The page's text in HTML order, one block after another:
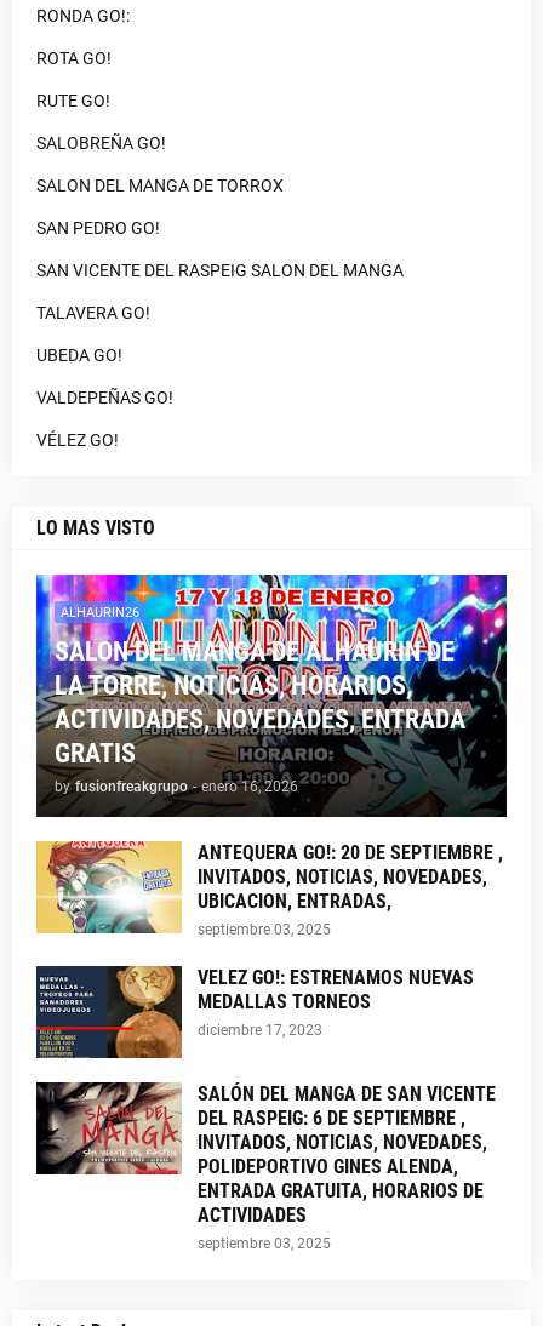
RONDA GO!:
ROTA GO!
RUTE GO!
SALOBREÑA GO!
SALON DEL MANGA DE TORROX
SAN PEDRO GO!
SAN VICENTE DEL RASPEIG SALON DEL MANGA
TALAVERA GO!
UBEDA GO!
VALDEPEÑAS GO!
VÉLEZ GO!
LO MAS VISTO
ALHAURIN26
SALON DEL MANGA DE ALHAURIN DE
LA TORRE, NOTICIAS, HORARIOS,
ACTIVIDADES, NOVEDADES, ENTRADA
GRATIS
by fusionfreakgrupo - enero 16, 2026
ANTEQUERA GO!: 20 DE SEPTIEMBRE ,
INVITADOS, NOTICIAS, NOVEDADES,
UBICACION, ENTRADAS,
septiembre 03, 2025
VELEZ GO!: ESTRENAMOS NUEVAS
MEDALLAS TORNEOS
diciembre 17, 2023
SALÓN DEL MANGA DE SAN VICENTE
DEL RASPEIG: 6 DE SEPTIEMBRE ,
INVITADOS, NOTICIAS, NOVEDADES,
POLIDEPORTIVO GINES ALENDA,
ENTRADA GRATUITA, HORARIOS DE
ACTIVIDADES
septiembre 03, 2025